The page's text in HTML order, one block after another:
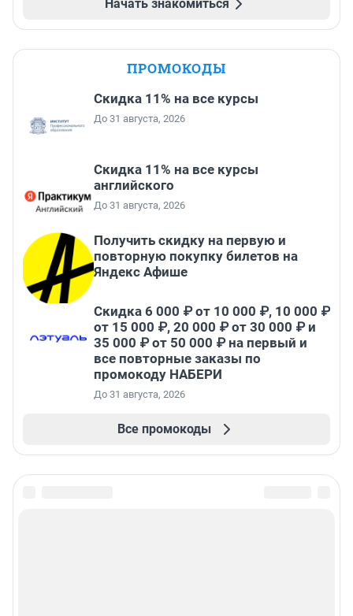
Начать знакомиться
ПРОМОКОДЫ
Скидка 11% на все курсы
До 31 августа, 2026
Скидка 11% на все курсы
английского
До 31 августа, 2026
Получить скидку на первую и
повторную покупку билетов на
Яндекс Афише
Скидка 6 000 ₽ от 10 000 ₽, 10 000 ₽
от 15 000 ₽, 20 000 ₽ от 30 000 ₽ и
35 000 ₽ от 50 000 ₽ на первый и
все повторные заказы по
промокоду НАБЕРИ
До 31 августа, 2026
Все промокоды